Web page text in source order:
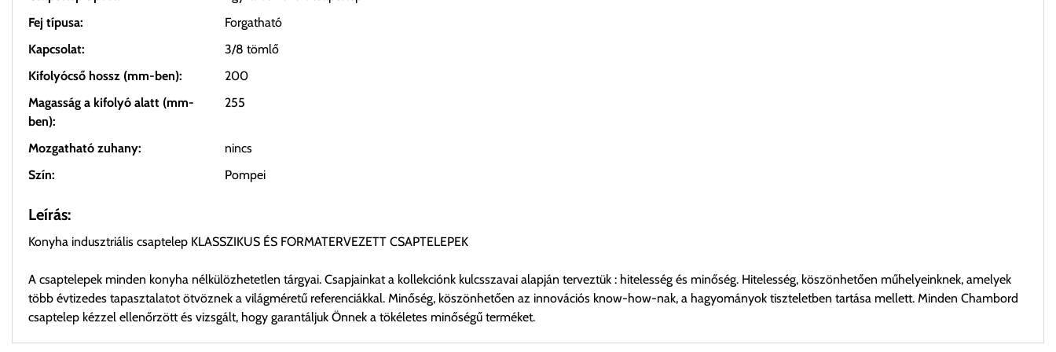
Fej típusa:
Forgatható
Kapcsolat:
3/8 tömlő
Kifolyócső hossz (mm-ben):
200
Magasság a kifolyó alatt (mm-
ben):
255
Mozgatható zuhany:
nincs
Szín:
Pompei
Leírás:
Konyha indusztriális csaptelep KLASSZIKUS ÉS FORMATERVEZETT CSAPTELEPEK
A csaptelepek minden konyha nélkülözhetetlen tárgyai. Csapjainkat a kollekciónk kulcsszavai alapján terveztük : hitelesség és minőség. Hitelesség, köszönhetően műhelyeinknek, amelyek
több évtizedes tapasztalatot ötvöznek a világméretű referenciákkal. Minőség, köszönhetően az innovációs know-how-nak, a hagyományok tiszteletben tartása mellett. Minden Chambord
csaptelep kézzel ellenőrzött és vizsgált, hogy garantáljuk Önnek a tökéletes minőségű terméket.